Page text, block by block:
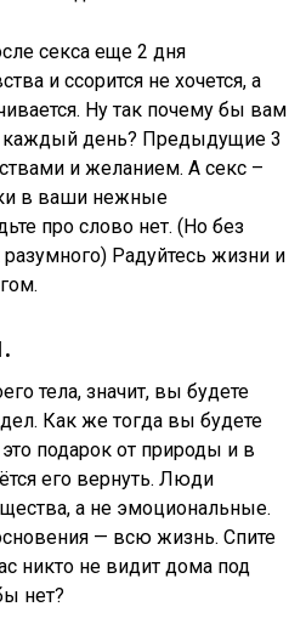
секса еще 2 дня
и ссорится не хочется, а
Ну так почему бы вам
каждый день? Предыдущие 3
и желанием. А секс –
в ваши нежные
про слово нет. (Но без
Радуйтесь жизни и
тела, значит, вы будете
дел. Как же тогда вы будете
подарок от природы и в
его вернуть. Люди
а не эмоциональные.
— всю жизнь. Спите
никто не видит дома под
нет?